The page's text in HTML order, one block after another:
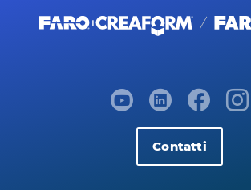
Contatti